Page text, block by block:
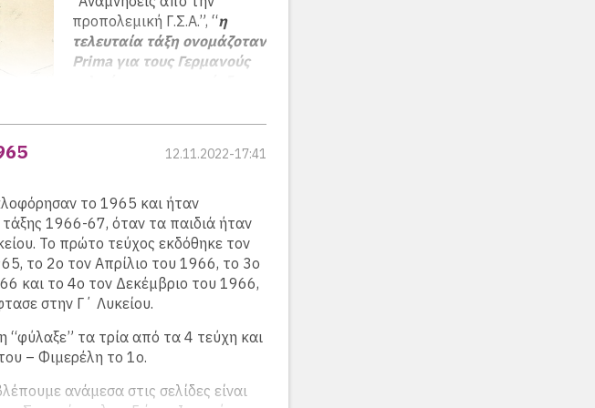
προπολεμική Γ.Σ.Α.”, “η
τελευταία τάξη ονομάζοταν
Prima για τους Γερμανούς
Σαντορίνη οφείλουμε και
καθηγητών αλλά και τα
πληροφορίες που λείπουν
από το βιβλιο του Jens
Godber Hansen.
Επιλέγουμε ένα μικρό
απόσπασμα “Εκδρομών”
για κάπνισμα κλπ)
Εκδρομαί
8.00 πμ εις Λυκαβηττόν συμμετοχή
12.11.2022-17:41
το 1965 και ήταν
1966-67, όταν τα παιδιά ήταν
Το πρώτο τεύχος εκδόθηκε τον
το 2ο τον Απρίλιο του 1966, το 3ο
και το 4ο τον Δεκέμβριο του 1966,
στην Γ΄ Λυκείου.
“φύλαξε” τα τρία από τα 4 τεύχη και
– Φιμερέλη το 1ο.
ανάμεσα στις σελίδες είναι